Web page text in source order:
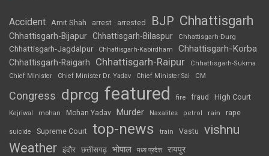
Accident Amit Shah arrest arrested BJP Chhattisgarh
Chhattisgarh-Bijapur Chhattisgarh-Bilaspur Chhattisgarh-Durg
Chhattisgarh-Jagdalpur Chhattisgarh-Kabirdham Chhattisgarh-Korba
Chhattisgarh-Raigarh Chhattisgarh-Raipur
Chhattisgarh-Sukma
Chief Minister
Chief Minister Dr. Yadav Chief Minister Sai CM
Congress dprcg featured fire fraud High Court
Kejriwal mohan Mohan Yadav Murder Naxalites petrol rain rape
suicide Supreme Court top-news train Vastu vishnu
Weather इंदौर छत्तीसगढ़ भोपाल मध्य प्रदेश रायपुर